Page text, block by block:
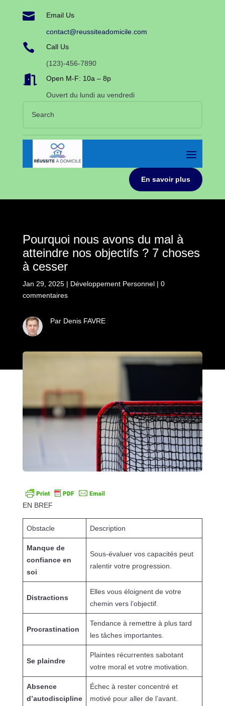
 Email Us
contact@reussiteadomicile.com
 Call Us
(123)-456-7890
 Open M-F: 10a – 8p
Ouvert du lundi au vendredi
En savoir plus
Pourquoi nous avons du mal à
atteindre nos objectifs ? 7 choses
à cesser
Jan 29, 2025| Développement Personnel| 0
commentaires
Par Denis FAVRE
EN BREF
Obstacle Description
Manque de
confiance en
soi
Sous-évaluer vos capacités peut
ralentir votre progression.
Distractions
Elles vous éloignent de votre
chemin vers l’objectif.
Procrastination
Tendance à remettre à plus tard
les tâches importantes.
Se plaindre
Plaintes récurrentes sabotant
votre moral et votre motivation.
Absence
d’autodiscipline
Échec à rester concentré et
motivé pour aller de l’avant.